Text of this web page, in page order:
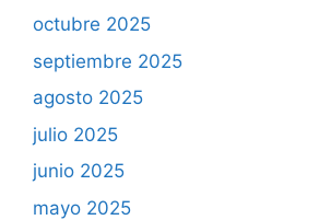
octubre 2025
septiembre 2025
agosto 2025
julio 2025
junio 2025
mayo 2025